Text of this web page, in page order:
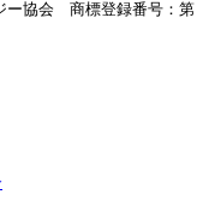
ー協会 商標登録番号：第